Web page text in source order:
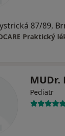
87/89,
Praktický
MUDr.
Pediatr